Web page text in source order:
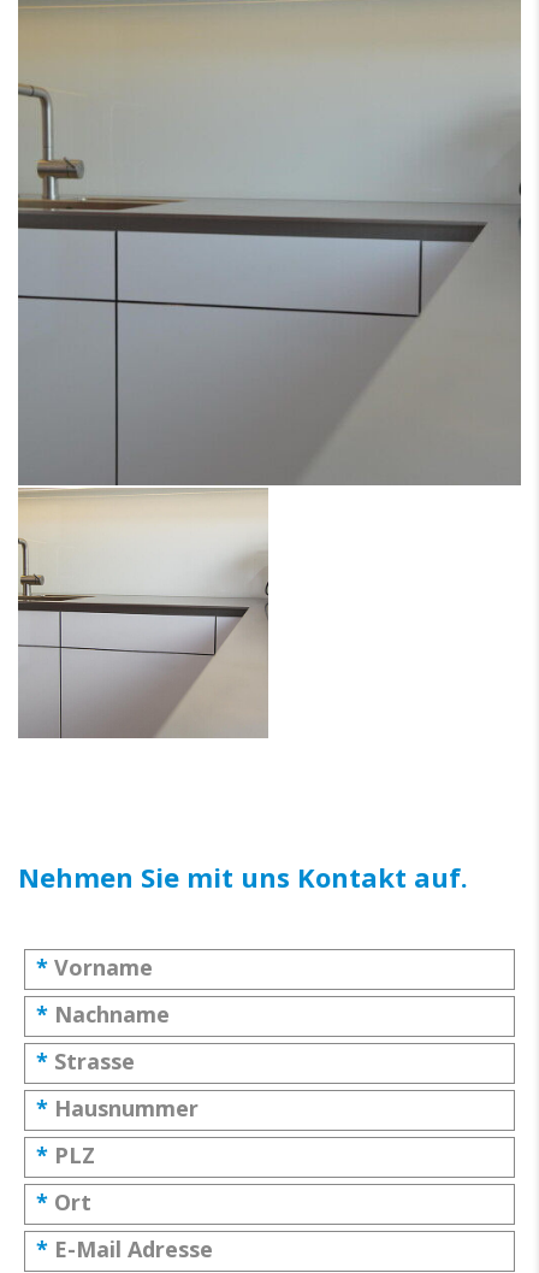
Nehmen Sie mit uns Kontakt auf.
Vorname
*
Nachname
*
Strasse
*
Hausnummer
*
PLZ
*
Ort
*
E-Mail Adresse
*